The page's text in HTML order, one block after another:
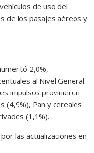
de uso del
de los pasajes aéreos y
2,0%,
al Nivel General.
impulsos provinieron
(4,9%), Pan y cereales
(1,1%).
las actualizaciones en